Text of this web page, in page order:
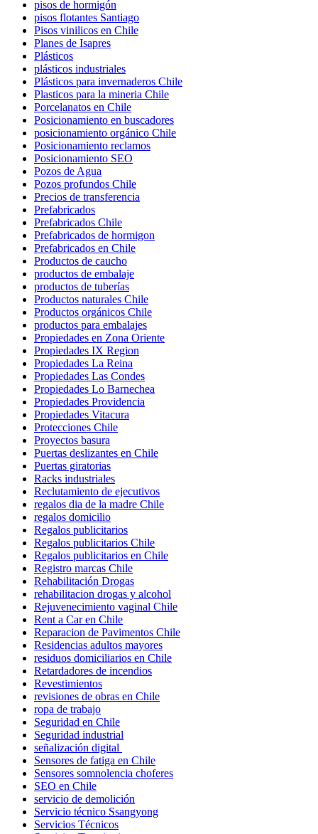
pisos de hormigón
pisos flotantes Santiago
Pisos vinilicos en Chile
Planes de Isapres
Plásticos
plásticos industriales
Plásticos para invernaderos Chile
Plasticos para la mineria Chile
Porcelanatos en Chile
Posicionamiento en buscadores
posicionamiento orgánico Chile
Posicionamiento reclamos
Posicionamiento SEO
Pozos de Agua
Pozos profundos Chile
Precios de transferencia
Prefabricados
Prefabricados Chile
Prefabricados de hormigon
Prefabricados en Chile
Productos de caucho
productos de embalaje
productos de tuberías
Productos naturales Chile
Productos orgánicos Chile
productos para embalajes
Propiedades en Zona Oriente
Propiedades IX Region
Propiedades La Reina
Propiedades Las Condes
Propiedades Lo Barnechea
Propiedades Providencia
Propiedades Vitacura
Protecciones Chile
Proyectos basura
Puertas deslizantes en Chile
Puertas giratorias
Racks industriales
Reclutamiento de ejecutivos
regalos dia de la madre Chile
regalos domicilio
Regalos publicitarios
Regalos publicitarios Chile
Regalos publicitarios en Chile
Registro marcas Chile
Rehabilitación Drogas
rehabilitacion drogas y alcohol
Rejuvenecimiento vaginal Chile
Rent a Car en Chile
Reparacion de Pavimentos Chile
Residencias adultos mayores
residuos domiciliarios en Chile
Retardadores de incendios
Revestimientos
revisiones de obras en Chile
ropa de trabajo
Seguridad en Chile
Seguridad industrial
señalización digital
Sensores de fatiga en Chile
Sensores somnolencia choferes
SEO en Chile
servicio de demolición
Servicio técnico Ssangyong
Servicios Técnicos